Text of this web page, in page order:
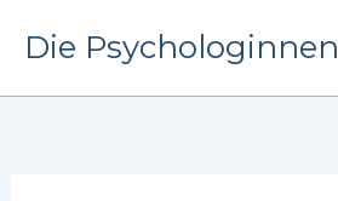
InhaltDie Psychologinnen